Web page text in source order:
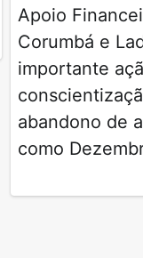
Apoio
Corumbá e
importante
abandono de
como